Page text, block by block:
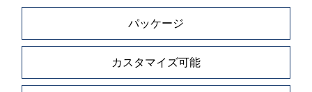
パッケージ
カスタマイズ可能